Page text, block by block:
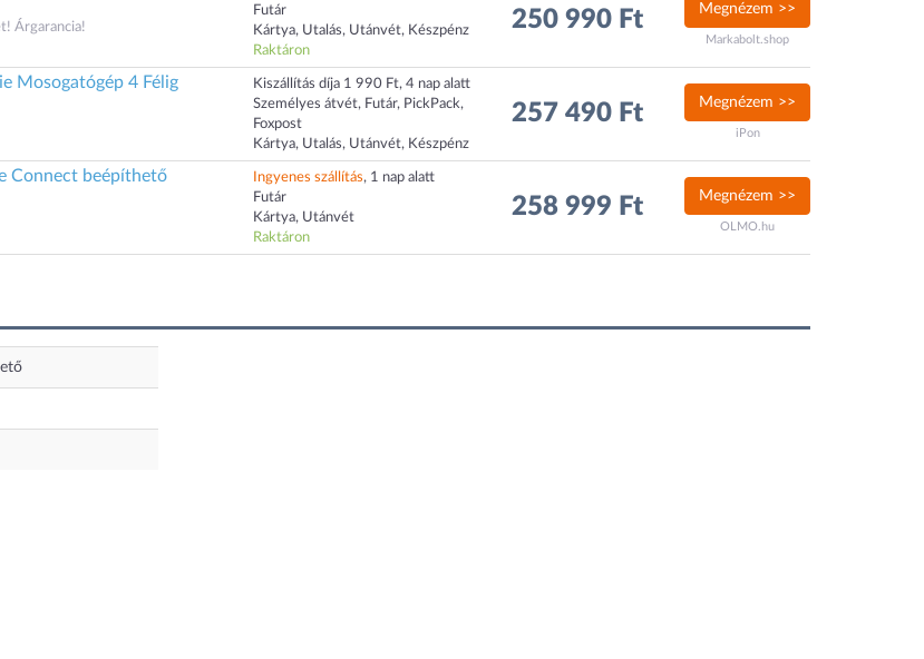
Árgarancia!
Futár
Kártya, Utalás, Utánvét, Készpénz
Raktáron
250 990 Ft Megnézem >>
Markabolt.shop
Mosogatógép 4 Félig
Kiszállítás díja 1 990 Ft, 4 nap alatt
Személyes átvét, Futár, PickPack,
Foxpost
Kártya, Utalás, Utánvét, Készpénz
257 490 Ft Megnézem >>
iPon
Connect beépíthető
Ingyenes szállítás, 1 nap alatt
Futár
Kártya, Utánvét
Raktáron
258 999 Ft Megnézem >>
OLMO.hu